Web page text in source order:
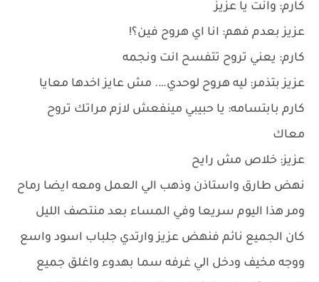
كارم: وانت يا عزيز
عزيز بعدم فهم: انا اي هروح فين؟!
كارم: يعني تروح تتفسح انت ونجمه
عزيز بتذمر: ليه هروح لوحدي…. مش عايز اخدها معايا
كارم بابتسامه: يا حبيبي مينفعش لازم مراتك تروح
معاك
عزيز: خلاص مش رايح
نهض طارق واستاذن وذهب الي العمل ومعه ايضا رماح
ومر هذا اليوم سريعا وفي المساء بعد منتصف الليل
كان الجميع نائم فنهض عزيز وارتدي جلباب اسود واسع
ووجه مخيف ودخل الي غرفه سما بهدوء واغلق جميع